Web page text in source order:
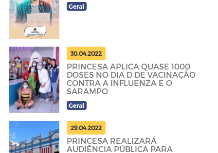
Geral
30.04.2022
PRINCESA APLICA QUASE 1000
DOSES NO DIA D DE VACINAÇÃO
CONTRA A INFLUENZA E O
SARAMPO
Geral
29.04.2022
PRINCESA REALIZARÁ
AUDIÊNCIA PÚBLICA PARA